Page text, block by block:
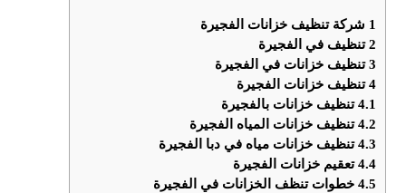
1 شركة تنظيف خزانات الفجيرة
2تنظيف في الفجيرة
3تنظيف خزانات في الفجيرة
4تنظيف خزانات الفجيرة
4.1تنظيف خزانات بالفجيرة
4.2تنظيف خزانات المياه الفجيرة
4.3تنظيف خزانات مياه في دبا الفجيرة
4.4تعقيم خزانات الفجيرة
4.5 خطوات تنظف الخزانات في الفجيرة